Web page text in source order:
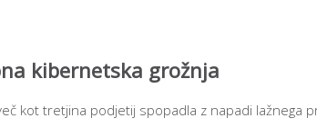
kibernetska grožnja
kot tretjina podjetij spopadla z napadi lažnega